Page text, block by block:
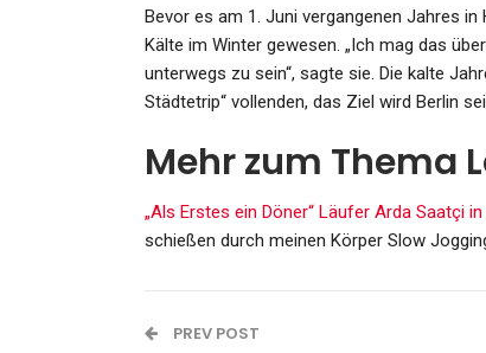
Bevor es am 1. Juni vergangenen Jahres
Kälte im Winter gewesen. „Ich mag das
unterwegs zu sein“, sagte sie. Die kalte
Städtetrip“ vollenden, das Ziel wird Berlin
Mehr zum Thema
„Als Erstes ein Döner“ Läufer Arda Saatçi
schießen durch meinen Körper Slow
PREV POST
SPORT
Europa League In
Fans Müssen
Admin May 20, 2026